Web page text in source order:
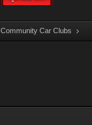
Community Car Clubs